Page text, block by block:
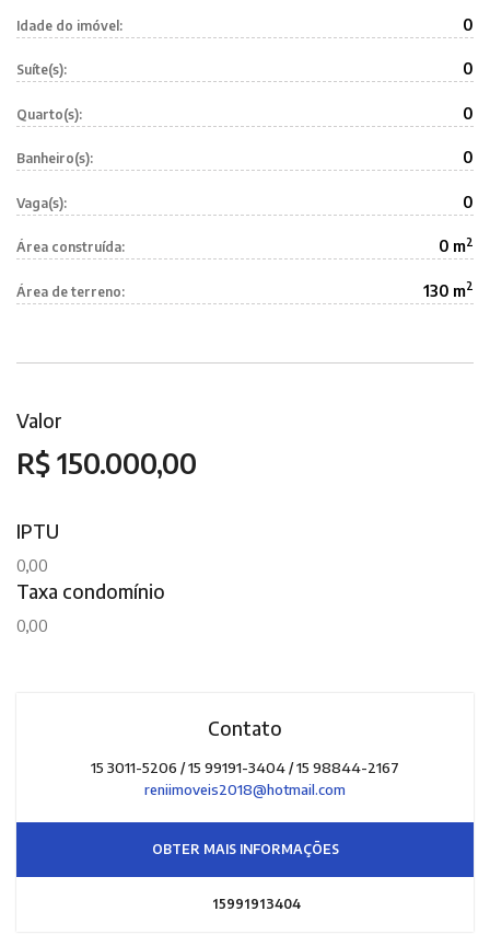
Idade do imóvel: 0
Suíte(s): 0
Quarto(s): 0
Banheiro(s): 0
Vaga(s): 0
Área construída: 0 m2
Área de terreno: 130 m2
Valor
R$ 150.000,00
IPTU
0,00
Taxa condomínio
0,00
Contato
15 3011-5206 / 15 99191-3404 / 15 98844-2167
reniimoveis2018@hotmail.com
OBTER MAIS INFORMAÇÕES
15991913404